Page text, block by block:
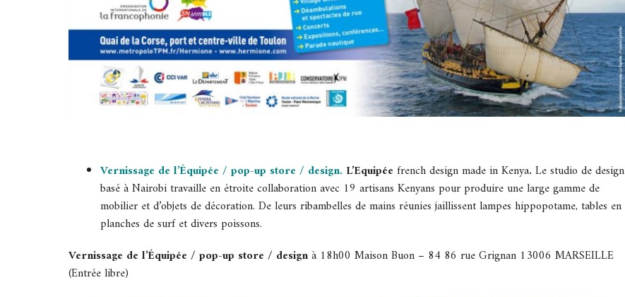
Vernissage de l’Équipée / pop-up store / design. L’Equipée french design made in Kenya. Le studio de design
basé à Nairobi travaille en étroite collaboration avec 19 artisans Kenyans pour produire une large gamme de
mobilier et d’objets de décoration. De leurs ribambelles de mains réunies jaillissent lampes hippopotame, tables en
planches de surf et divers poissons.
Vernissage de l’Équipée / pop-up store / designà 18h00 Maison Buon – 84 86 rue Grignan 13006 MARSEILLE
(Entrée libre)